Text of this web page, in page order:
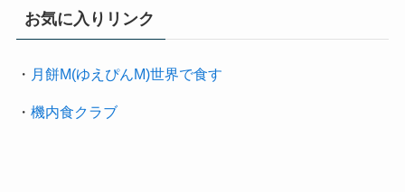
イ
ブ
お気に入りリンク
・ 月餅M(ゆえぴんM)世界で食す
・ 機内食クラブ